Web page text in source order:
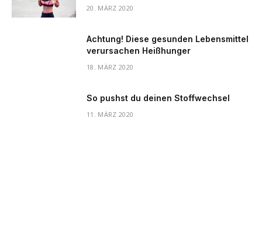
20. MÄRZ 2020
Achtung! Diese gesunden Lebensmittel
verursachen Heißhunger
18. MÄRZ 2020
So pushst du deinen Stoffwechsel
11. MÄRZ 2020